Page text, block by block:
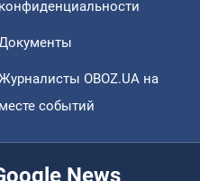
конфиденциальности
OBOZ.UA на
месте событий
News